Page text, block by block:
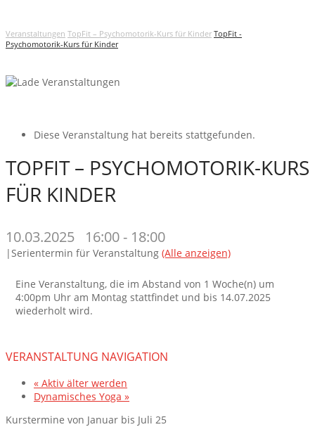
Veranstaltungen TopFit – Psychomotorik-Kurs für Kinder TopFit -
Psychomotorik-Kurs für Kinder
Diese Veranstaltung hat bereits stattgefunden.
TOPFIT – PSYCHOMOTORIK-KURS
FÜR KINDER
10.03.2025 16:00 - 18:00
|Serientermin für Veranstaltung (Alle anzeigen)
Eine Veranstaltung, die im Abstand von 1 Woche(n) um
4:00pm Uhr am Montag stattfindet und bis 14.07.2025
wiederholt wird.
VERANSTALTUNG NAVIGATION
« Aktiv älter werden
Dynamisches Yoga »
Kurstermine von Januar bis Juli 25